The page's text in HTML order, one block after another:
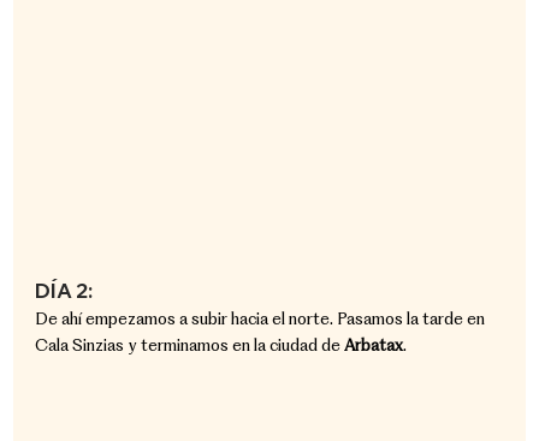
DÍA 2:
De ahí empezamos a subir hacia el norte. Pasamos la tarde en
Cala Sinzias y terminamos en la ciudad de Arbatax.